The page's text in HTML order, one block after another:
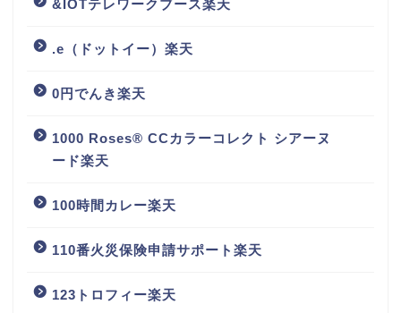
&IOTテレワークブース楽天
.e（ドットイー）楽天
0円でんき楽天
1000 Roses® CCカラーコレクト シアーヌ
ード楽天
100時間カレー楽天
110番火災保険申請サポート楽天
123トロフィー楽天